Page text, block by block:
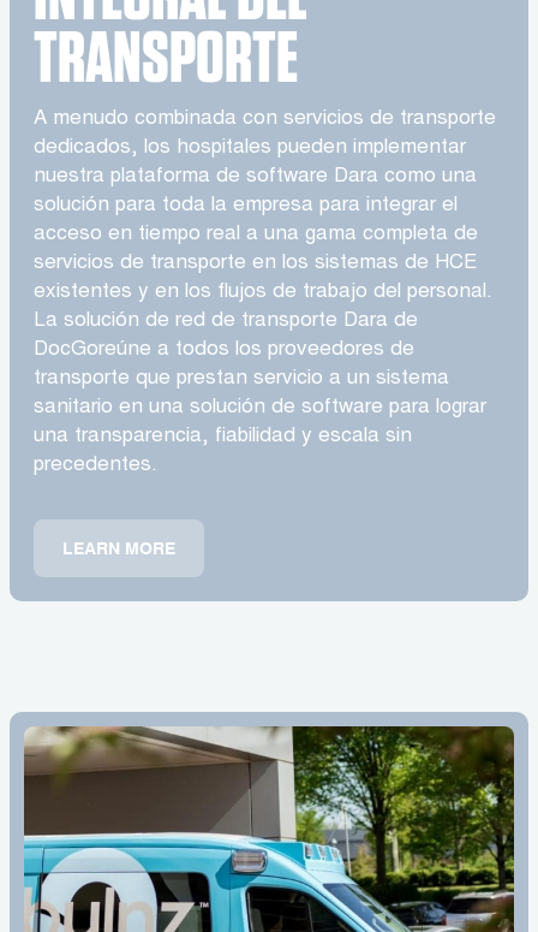
TRANSPORTE
A menudo combinada con servicios de transporte
dedicados, los hospitales pueden implementar
nuestra plataforma de software Dara como una
solución para toda la empresa para integrar el
acceso en tiempo real a una gama completa de
servicios de transporte en los sistemas de HCE
existentes y en los flujos de trabajo del personal.
La solución de red de transporte Dara de
DocGoreúne a todos los proveedores de
transporte que prestan servicio a un sistema
sanitario en una solución de software para lograr
una transparencia, fiabilidad y escala sin
precedentes.
LEARN MORE